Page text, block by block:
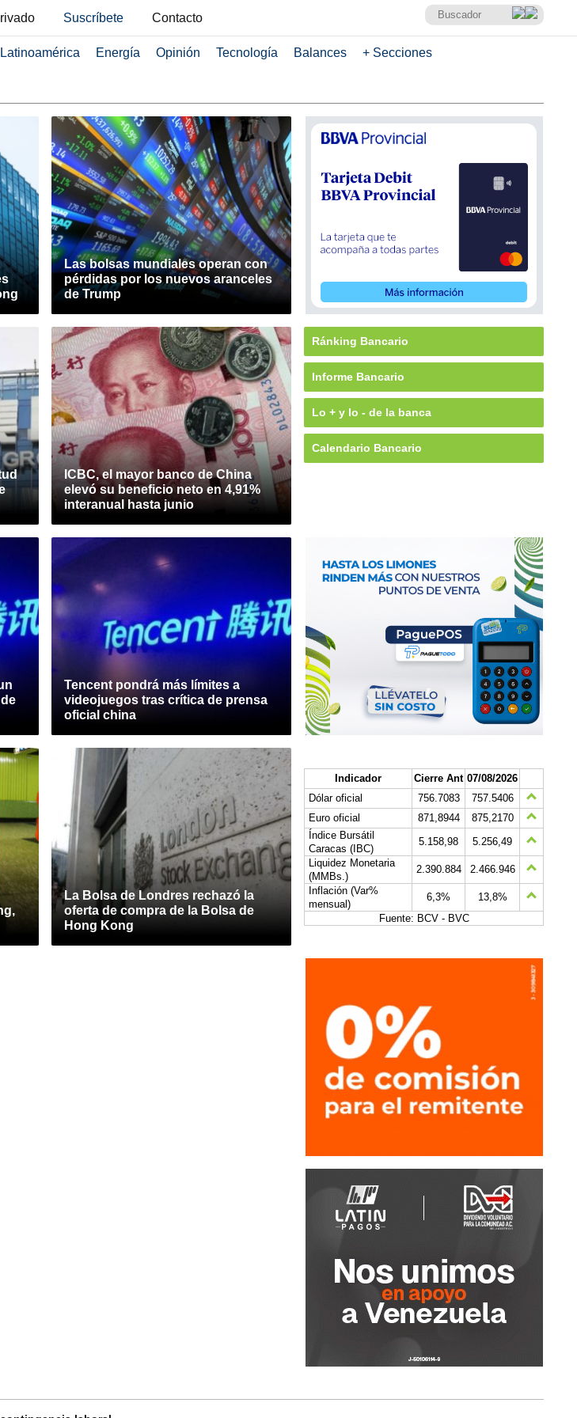
Suscríbete Contacto
Latinoamérica Energía Opinión Tecnología Balances + Secciones
Las bolsas mundiales operan con
pérdidas por los nuevos aranceles
de Trump
ICBC, el mayor banco de China
elevó su beneficio neto en 4,91%
interanual hasta junio
Tencent pondrá más límites a
videojuegos tras crítica de prensa
oficial china
La Bolsa de Londres rechazó la
oferta de compra de la Bolsa de
Hong Kong
Ránking Bancario
Informe Bancario
Lo + y lo - de la banca
Calendario Bancario
Indicador Cierre Ant 07/08/2026
Dólar oficial
756.7083
757.5406
Euro oficial
871,8944
875,2170
Índice Bursátil
Caracas (IBC)
5.158,98
5.256,49
Liquidez Monetaria
(MMBs.)
2.390.884
2.466.946
Inflación (Var%
mensual)
6,3%
13,8%
Fuente: BCV - BVC